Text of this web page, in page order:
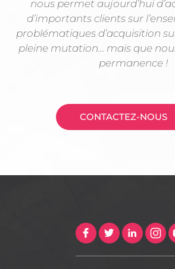
nous permet aujourd’hui
d’importants clients sur
problématiques d’acquisition
pleine mutation… mais que
permanence !
CONTACTEZ-NOUS